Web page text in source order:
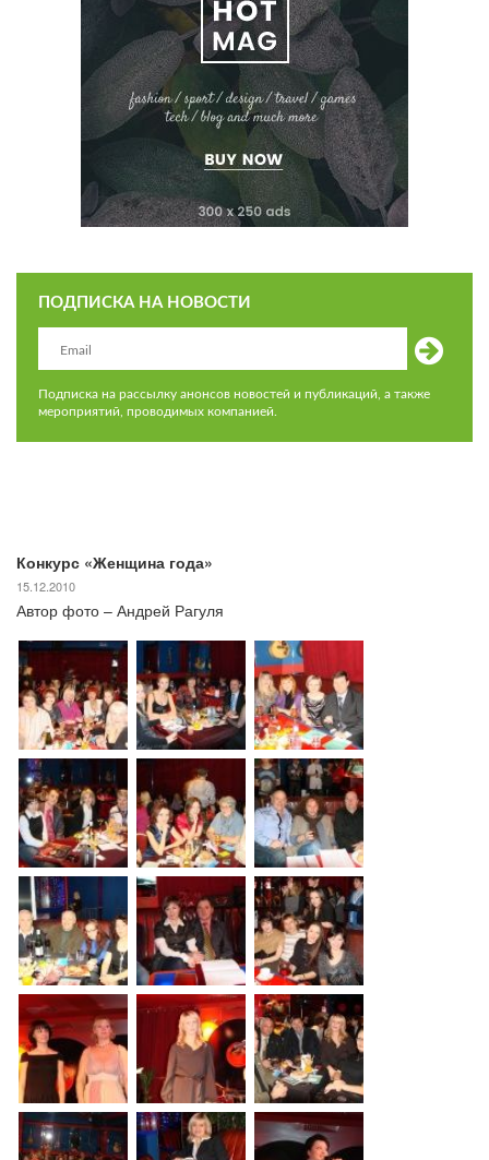
ПОДПИСКА НА НОВОСТИ
Подписка на рассылку анонсов новостей и публикаций, а также
мероприятий, проводимых компанией.
Конкурс «Женщина года»
15.12.2010
Автор фото – Андрей Рагуля